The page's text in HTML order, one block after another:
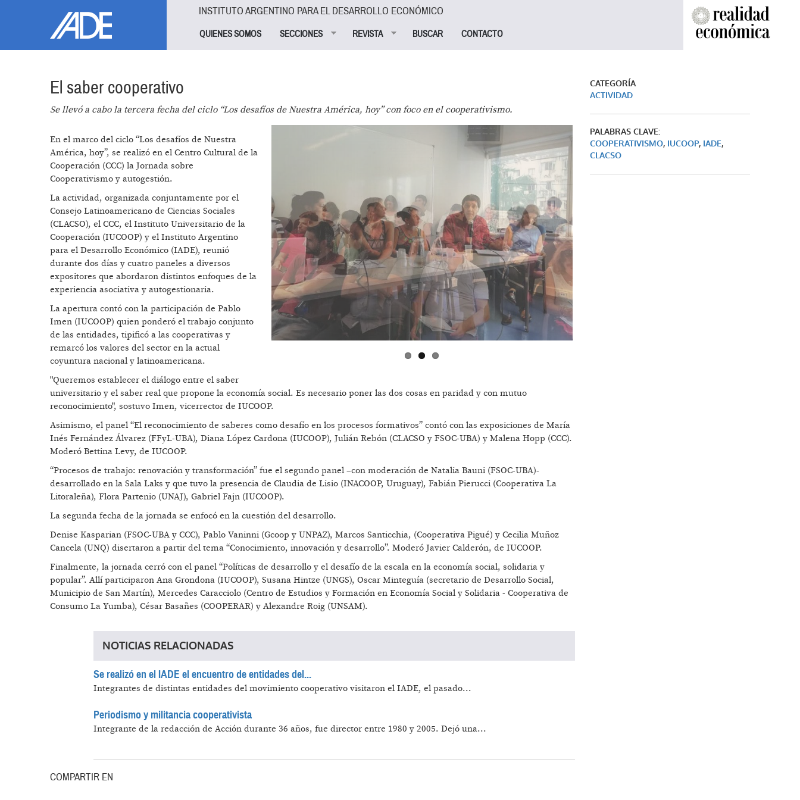
INSTITUTO ARGENTINO PARA EL DESARROLLO ECONÓMICO
QUIENES SOMOS SECCIONES REVISTA BUSCAR CONTACTO
El saber cooperativo
Se llevó a cabo la tercera fecha del ciclo “Los desafíos de Nuestra América, hoy” con foco en el cooperativismo.
En el marco del ciclo “Los desafíos de Nuestra
América, hoy”, se realizó en el Centro Cultural de la
Cooperación (CCC) la Jornada sobre
Cooperativismo y autogestión.
La actividad, organizada conjuntamente por el
Consejo Latinoamericano de Ciencias Sociales
(CLACSO), el CCC, el Instituto Universitario de la
Cooperación (IUCOOP) y el Instituto Argentino
para el Desarrollo Económico (IADE), reunió
durante dos días y cuatro paneles a diversos
expositores que abordaron distintos enfoques de la
experiencia asociativa y autogestionaria.
La apertura contó con la participación de Pablo
Imen (IUCOOP) quien ponderó el trabajo conjunto
de las entidades, tipificó a las cooperativas y
remarcó los valores del sector en la actual
coyuntura nacional y latinoamericana.
"Queremos establecer el diálogo entre el saber
universitario y el saber real que propone la economía social. Es necesario poner las dos cosas en paridad y con mutuo
reconocimiento", sostuvo Imen, vicerrector de IUCOOP.
Asimismo, el panel “El reconocimiento de saberes como desafío en los procesos formativos” contó con las exposiciones de María
Inés Fernández Álvarez (FFyL-UBA), Diana López Cardona (IUCOOP), Julián Rebón (CLACSO y FSOC-UBA) y Malena Hopp (CCC).
Moderó Bettina Levy, de IUCOOP.
“Procesos de trabajo: renovación y transformación” fue el segundo panel –con moderación de Natalia Bauni (FSOC-UBA)-
desarrollado en la Sala Laks y que tuvo la presencia de Claudia de Lisio (INACOOP, Uruguay), Fabián Pierucci (Cooperativa La
Litoraleña), Flora Partenio (UNAJ), Gabriel Fajn (IUCOOP).
La segunda fecha de la jornada se enfocó en la cuestión del desarrollo.
Denise Kasparian (FSOC-UBA y CCC), Pablo Vaninni (Gcoop y UNPAZ), Marcos Santicchia, (Cooperativa Pigué) y Cecilia Muñoz
Cancela (UNQ) disertaron a partir del tema “Conocimiento, innovación y desarrollo”. Moderó Javier Calderón, de IUCOOP.
Finalmente, la jornada cerró con el panel “Políticas de desarrollo y el desafío de la escala en la economía social, solidaria y
popular”. Allí participaron Ana Grondona (IUCOOP), Susana Hintze (UNGS), Oscar Minteguía (secretario de Desarrollo Social,
Municipio de San Martín), Mercedes Caracciolo (Centro de Estudios y Formación en Economía Social y Solidaria - Cooperativa de
Consumo La Yumba), César Basañes (COOPERAR) y Alexandre Roig (UNSAM).
NOTICIAS RELACIONADAS
Se realizó en el IADE el encuentro de entidades del...
Integrantes de distintas entidades del movimiento cooperativo visitaron el IADE, el pasado...
Periodismo y militancia cooperativista
Integrante de la redacción de Acción durante 36 años, fue director entre 1980 y 2005. Dejó una...
COMPARTIR EN
CATEGORÍA
ACTIVIDAD
PALABRAS CLAVE:
COOPERATIVISMO, IUCOOP, IADE,
CLACSO